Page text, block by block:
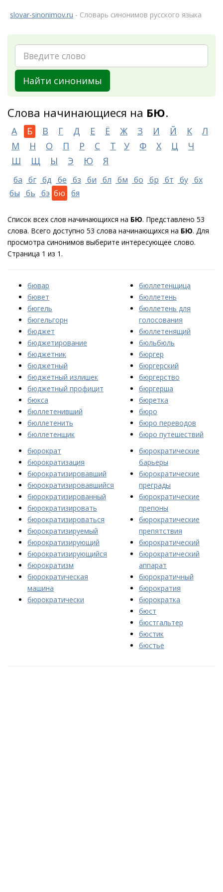
slovar-sinonimov.ru - Словарь синонимов русского языка
Найти синонимы
Слова начинающиеся на БЮ.
А Б В Г Д Е Ё Ж З И Й К
Л
М
Н О П Р С Т У Ф Х Ц
Ч
Ш
Щ Ы Э Ю Я
ба бг бд бе бз би бл бм бо бр бт бу бх
бы бь бэ бю бя
Список всех слов начинающихся на БЮ. Представлено 53
слова. Всего доступно 53 слова начинающихся на БЮ. Для
просмотра синонимов выберите интересующее слово.
Страница 1 из 1.
бювар
бювет
бюгель
бюгельгорн
бюджет
бюджетирование
бюджетник
бюджетный
бюджетный излишек
бюджетный профицит
бюкса
бюллетенивший
бюллетенить
бюллетенщик
бюллетенщица
бюллетень
бюллетень для
голосования
бюллетенящий
бюльбюль
бюргер
бюргерский
бюргерство
бюргерша
бюретка
бюро
бюро переводов
бюро путешествий
бюрократ
бюрократизация
бюрократизировавший
бюрократизировавшийся
бюрократизированный
бюрократизировать
бюрократизироваться
бюрократизируемый
бюрократизирующий
бюрократизирующийся
бюрократизм
бюрократическая
машина
бюрократически
бюрократические
барьеры
бюрократические
преграды
бюрократические
препоны
бюрократические
препятствия
бюрократический
бюрократический
аппарат
бюрократичный
бюрократия
бюрократка
бюст
бюстгальтер
бюстик
бюстье